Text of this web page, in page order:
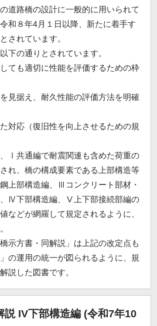
道路橋の設計に一般的に用いられて
和８年4月１日以降、新たに着手す
されています。
下の通りとされています。
ても適切に性能を評価するための枠
見据え、耐久性能の評価方法を明確
対応（復旧性を向上させるための規
Ⅰ共通編で耐震関連も含めた荷重の
れ、橋の構成要素である上部構造等
上部構造編、Ⅲコンクリート部材・
、Ⅳ下部構造編、Ⅴ上下部接続部編の
などが網羅して規定されるように、
示方書・同解説」は上記の改定点も
の運用の統一が図られるように、規
説した図書です。
説 IV下部構造編 (令和7年10